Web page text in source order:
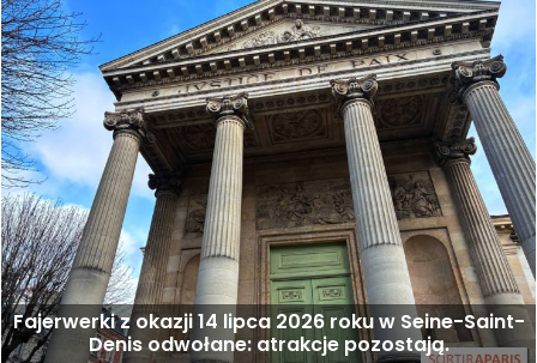
Fajerwerki z okazji 14 lipca 2026 roku w Seine-Saint-
Denis odwołane: atrakcje pozostają.